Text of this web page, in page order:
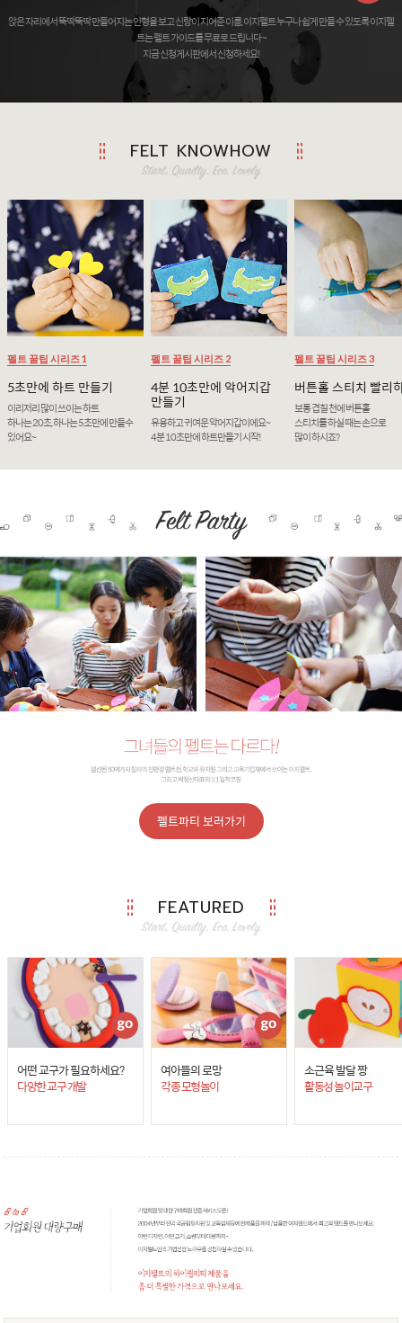
앉은 자리에서 뚝딱뚝딱 만들어지는 인형을 보고 신랑이 지어준 이름, 이지펠트 누구나 쉽게 만들 수 있도록 이지펠
트는 펠트 가이드를 무료로 드립니다 ~
지금 신청게시판에서 신청하세요!
FELT KNOWHOW
펠트 꿀팁 시리즈 1
5초만에 하트 만들기
이리저리 많이 쓰이는 하트
하나는 20초, 하나는 5초만에 만들수
있어요~
펠트 꿀팁 시리즈 2
4분 10초만에 악어지갑
만들기
유용하고 귀여운 악어지갑이에요~
4분 10초만에 하트만들기 시작!
펠트 꿀팁 시리즈 3
버튼홀 스티치 빨리
보통 겹칠 천에 버튼홀
스티치를 하실 때는 손으로
많이 하시죠?
펠트파티 보러가기
FEATURED
어떤 교구가 필요하세요?
다양한 교구 개발
여아들의 로망
각종 모형놀이
소근육 발달 짱
활동성 놀이교구